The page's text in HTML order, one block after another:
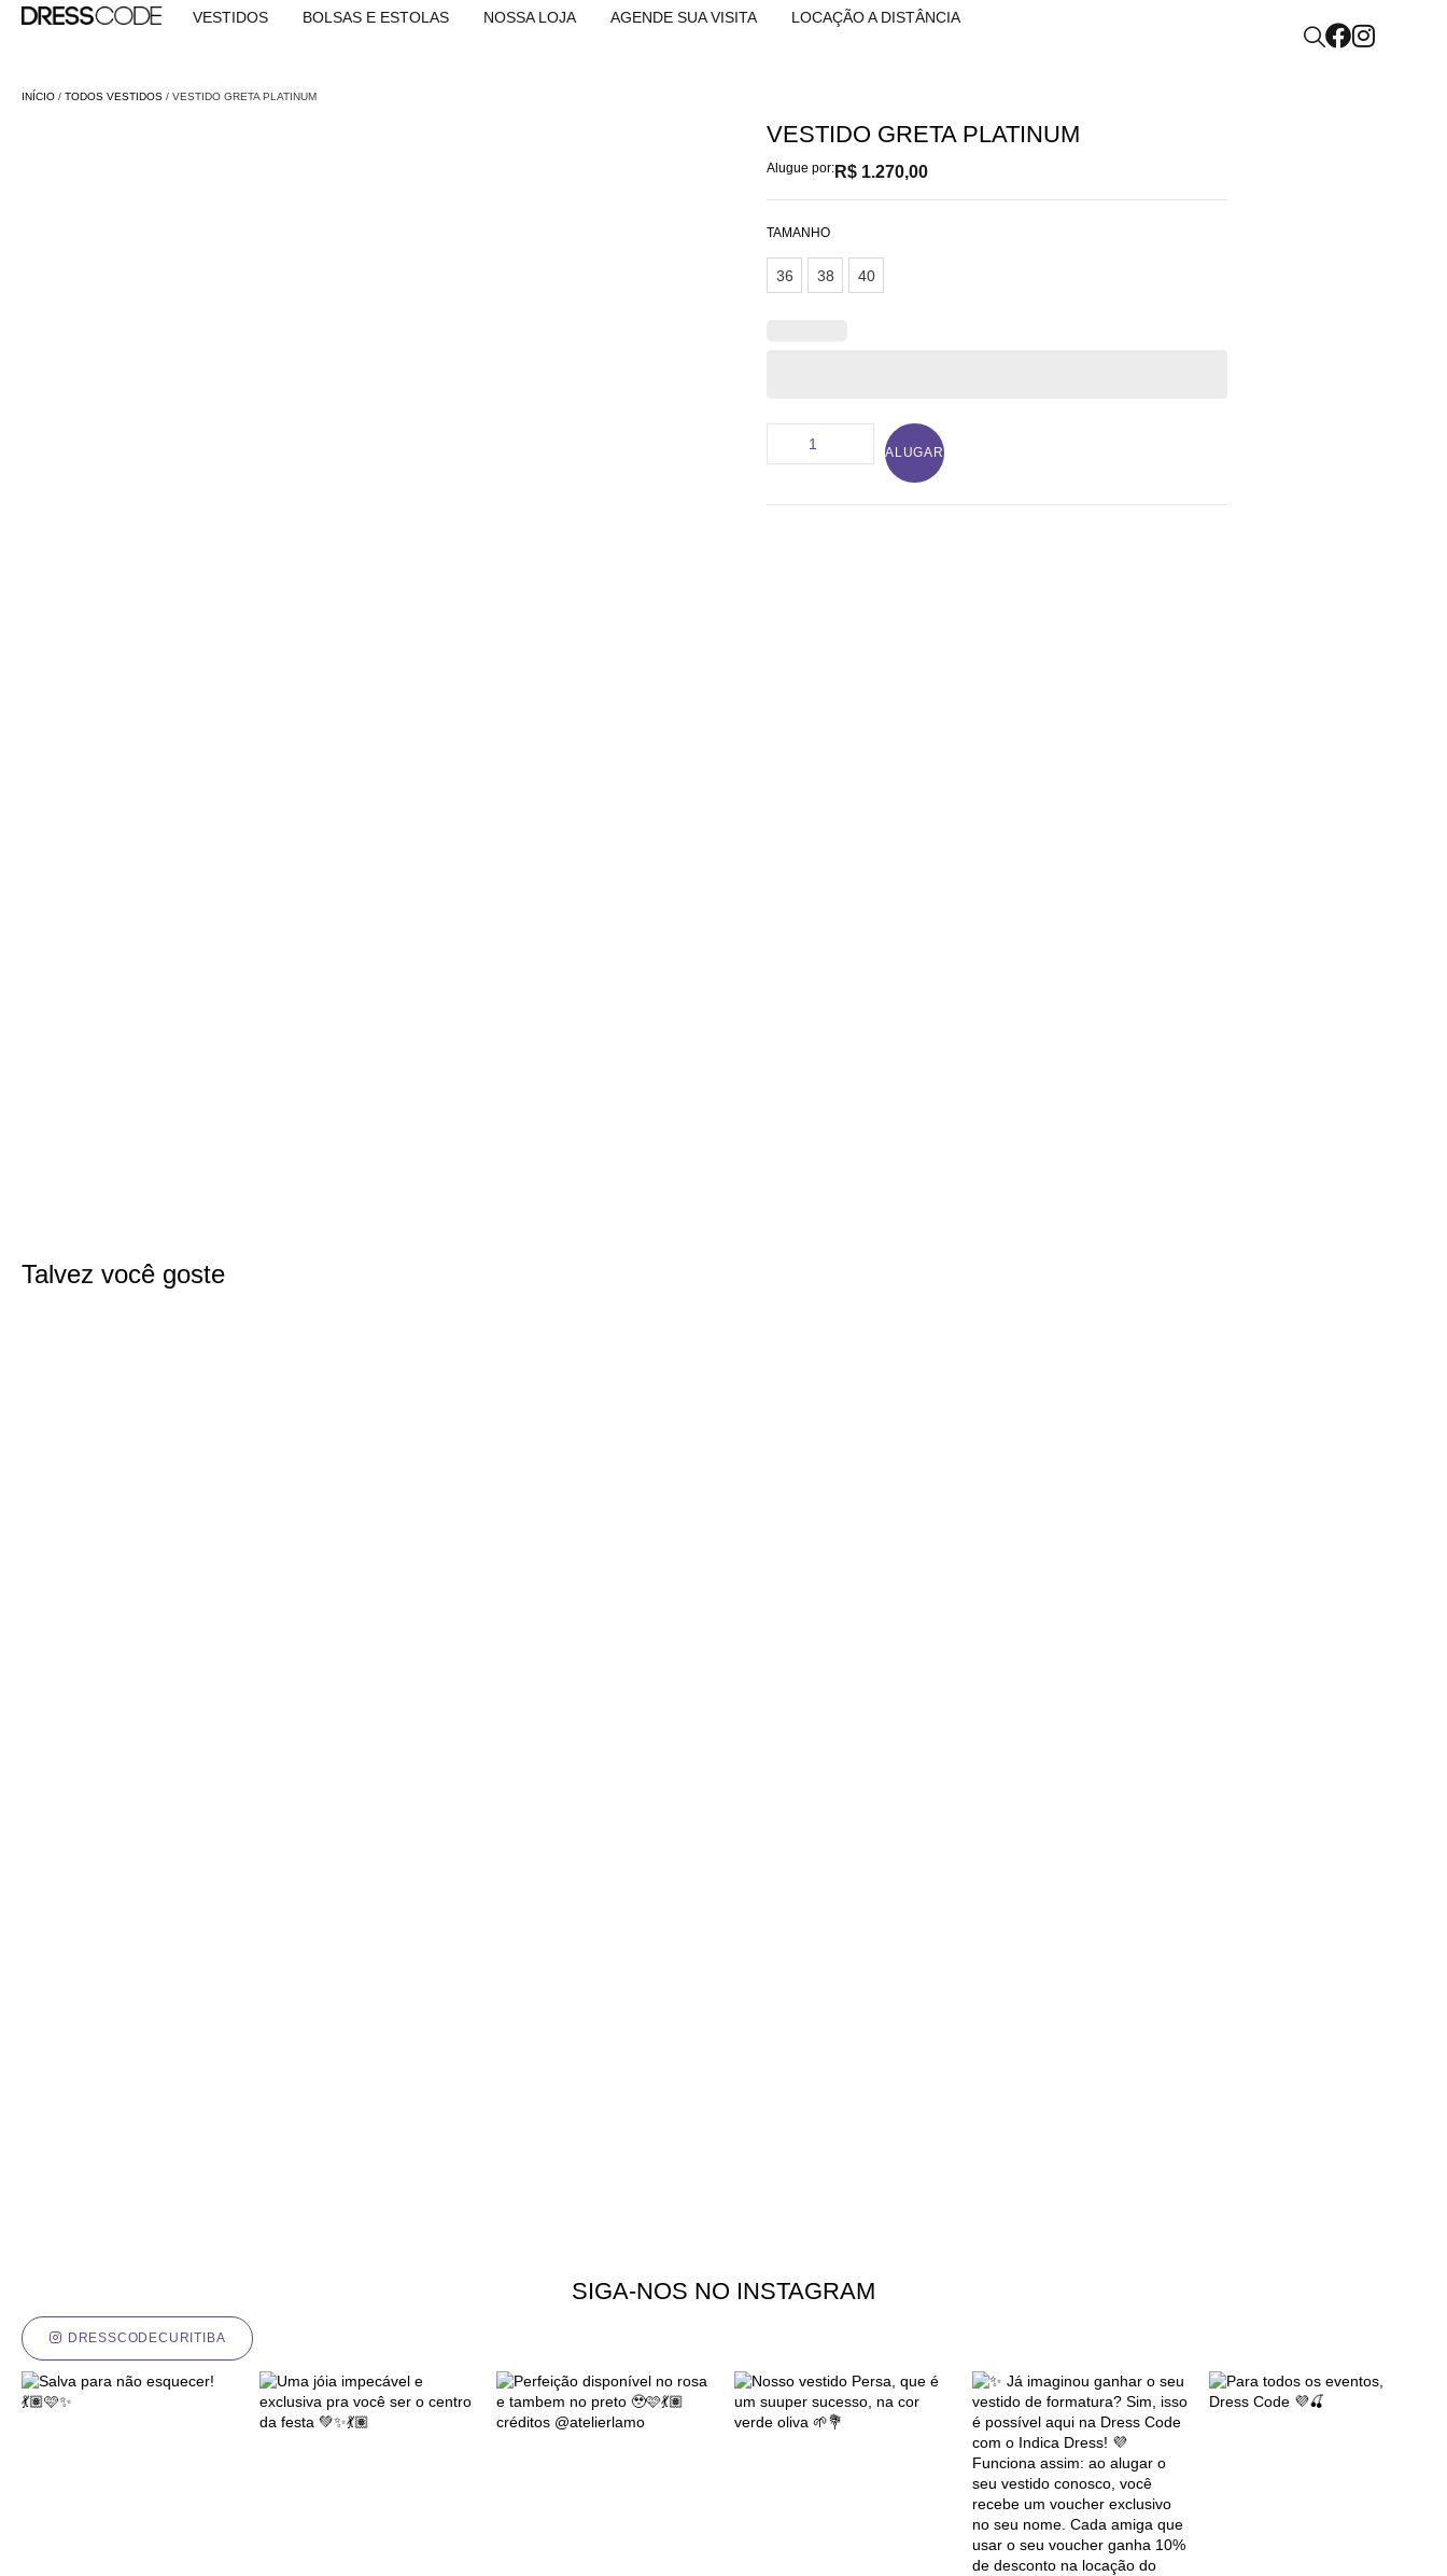
VESTIDOS BOLSAS E ESTOLAS NOSSA LOJA AGENDE SUA VISITA LOCAÇÃO A DISTÂNCIA
INÍCIO / TODOS VESTIDOS / VESTIDO GRETA PLATINUM
VESTIDO GRETA PLATINUM
Alugue por: R$ 1.270,00
TAMANHO
36 38 40
ALUGAR
Talvez você goste
SIGA-NOS NO INSTAGRAM
DRESSCODECURITIBA